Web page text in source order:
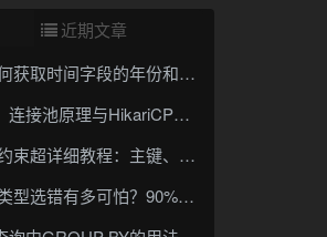
近期文章
取时间字段的年份和月份
与HikariCP、C3P0、Druid、DBCP选型
程：主键、非空、唯一、默认值一次讲透
有多可怕？90% 开发者都踩过的坑
（MySQL默认）
（PRIMARY KEY）
用
（UNIQUE INDEX）